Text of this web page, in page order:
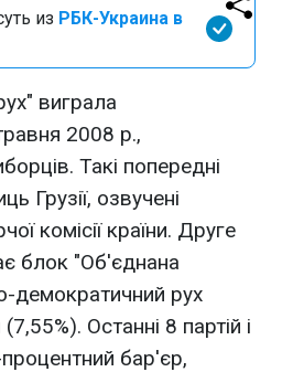
из РБК-Украина в
виграла
2008 р.,
Такі попередні
Грузії, озвучені
комісії країни. Друге
блок "Об'єднана
демократичний рух
Останні 8 партій і
бар'єр,